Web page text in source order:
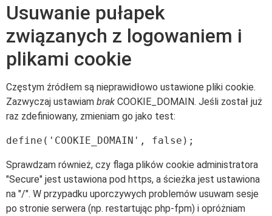
Usuwanie pułapek
związanych z logowaniem i
plikami cookie
Częstym źródłem są nieprawidłowo ustawione pliki cookie.
Zazwyczaj ustawiam brak COOKIE_DOMAIN. Jeśli został już
raz zdefiniowany, zmieniam go jako test:
Sprawdzam również, czy flaga plików cookie administratora
"Secure" jest ustawiona pod https, a ścieżka jest ustawiona
na "/". W przypadku uporczywych problemów usuwam sesje
po stronie serwera (np. restartując php-fpm) i opróżniam